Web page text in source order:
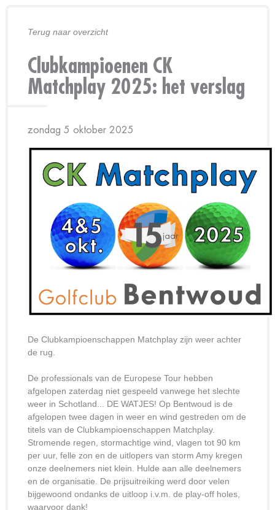
Terug naar overzicht
Clubkampioenen CK
Matchplay 2025: het verslag
zondag 5 oktober 2025
De Clubkampioenschappen Matchplay zijn weer achter
de rug.
De professionals van de Europese Tour hebben
afgelopen zaterdag niet gespeeld vanwege het slechte
weer in Schotland... DE WATJES! Op Bentwoud is de
afgelopen twee dagen in weer en wind gestreden om de
titels van de Clubkampioenschappen Matchplay.
Stromende regen, stormachtige wind, vlagen tot 90 km
per uur, felle zon en de uitlopers van storm Amy kregen
onze deelnemers niet klein. Hulde aan alle deelnemers
en de organisatie. De prijsuitreiking werd door velen
bijgewoond ondanks de uitloop i.v.m. de play-off holes,
waarvoor dank!